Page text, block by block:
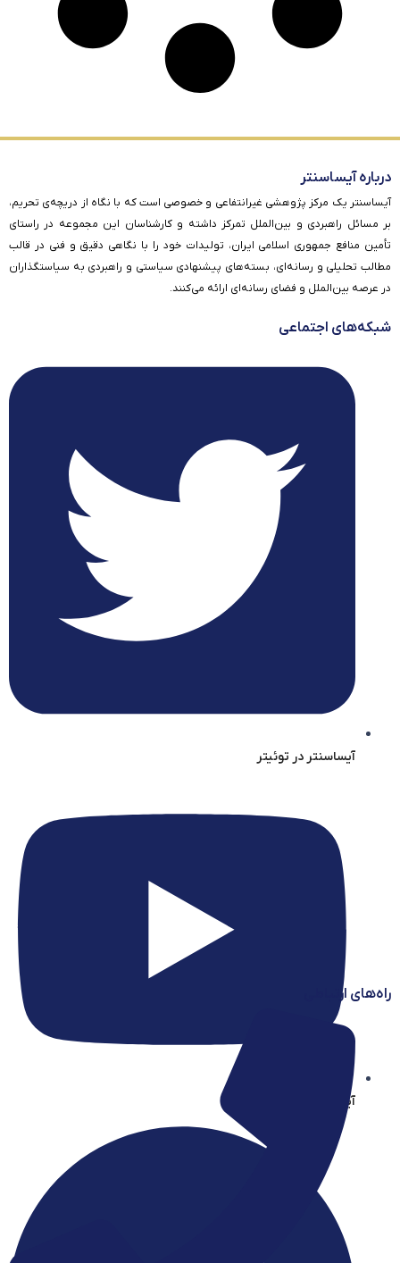
درباره آیساسنتر
آیساسنتر یک مرکز پژوهشی غیرانتفاعی و خصوصی است که با نگاه از دریچه‌ی تحریم،
بر مسائل راهبردی و بین‌الملل تمرکز داشته و کارشناسان این مجموعه در راستای
تأمین منافع جمهوری اسلامی ایران، تولیدات خود را با نگاهی دقیق و فنی در قالب
مطالب تحلیلی و رسانه‌ای، بسته‌های پیشنهادی سیاستی و راهبردی به سیاستگذاران
در عرصه بین‌الملل و فضای رسانه‌ای ارائه می‌کنند.
شبکه‌های اجتماعی
آیساسنتر در توئیتر
آیساسنتر در یوتیوب
راه‌های ارتباطی